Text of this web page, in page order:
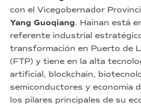
con el Vicegobernador
Yang Guoqiang. Hainan está
referente industrial
transformación en Puerto de
(FTP) y tiene en la alta
artificial, blockchain,
semiconductores y economía
los pilares principales de su